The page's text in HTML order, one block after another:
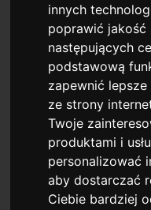
innych
poprawić jakość
następujących
podstawową
zapewnić
ze strony
Twoje
produktami i
personalizować
aby dostarczać
Ciebie bardziej
Filtry wyszukiwania